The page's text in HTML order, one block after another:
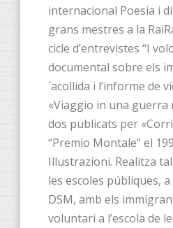
internacional Poesia i
grans mestres a la
cicle d’entrevistes “I
documental sobre els
´acollida i l’informe de
«Viaggio in una guerra
dos publicats per
“Premio Montale” el
Illustrazioni. Realitza
les escoles públiques,
DSM, amb els
voluntari a l’escola de